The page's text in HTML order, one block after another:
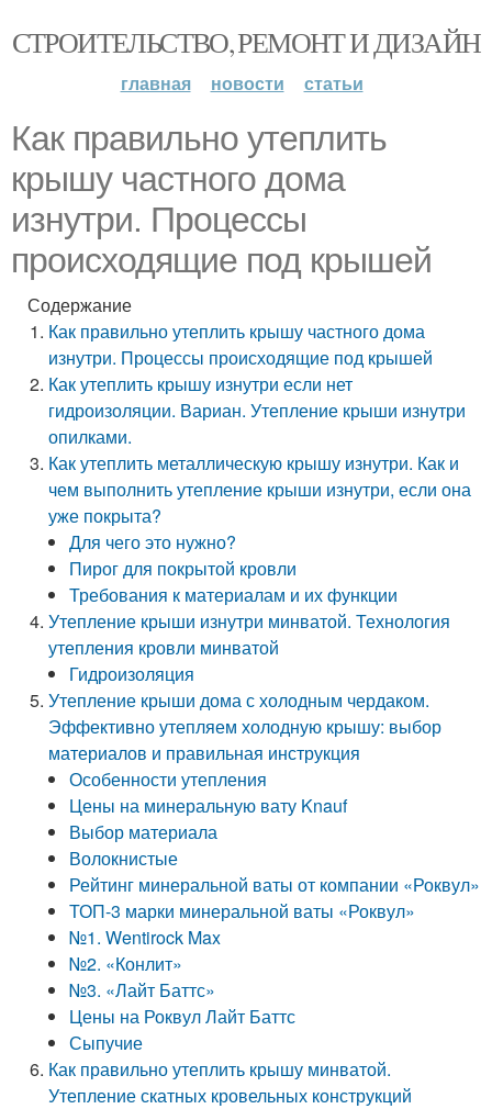
СТРОИТЕЛЬСТВО, РЕМОНТ И ДИЗАЙН
главная новости статьи
Как правильно утеплить
крышу частного дома
изнутри. Процессы
происходящие под крышей
Содержание
Как правильно утеплить крышу частного дома
изнутри. Процессы происходящие под крышей
Как утеплить крышу изнутри если нет
гидроизоляции. Вариан. Утепление крыши изнутри
опилками.
Как утеплить металлическую крышу изнутри. Как и
чем выполнить утепление крыши изнутри, если она
уже покрыта?
Для чего это нужно?
Пирог для покрытой кровли
Требования к материалам и их функции
Утепление крыши изнутри минватой. Технология
утепления кровли минватой
Гидроизоляция
Утепление крыши дома с холодным чердаком.
Эффективно утепляем холодную крышу: выбор
материалов и правильная инструкция
Особенности утепления
Цены на минеральную вату Knauf
Выбор материала
Волокнистые
Рейтинг минеральной ваты от компании «Роквул»
ТОП-3 марки минеральной ваты «Роквул»
№1. Wentirock Max
№2. «Конлит»
№3. «Лайт Баттс»
Цены на Роквул Лайт Баттс
Сыпучие
Как правильно утеплить крышу минватой.
Утепление скатных кровельных конструкций